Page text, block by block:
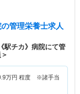
の管理栄養士求人
駅チカ》病院にて管
万円 程度 ※諸手当